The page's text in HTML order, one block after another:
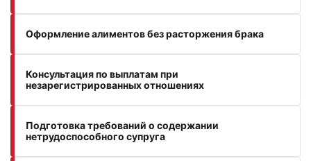
Оформление алиментов без расторжения брака
Консультация по выплатам при
незарегистрированных отношениях
Подготовка требований о содержании
нетрудоспособного супруга